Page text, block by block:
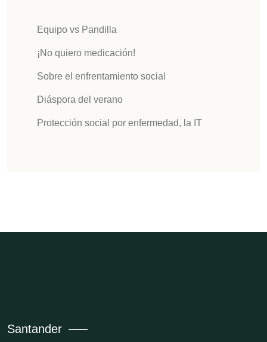
Equipo vs Pandilla
¡No quiero medicación!
Sobre el enfrentamiento social
Diáspora del verano
Protección social por enfermedad, la IT
Santander